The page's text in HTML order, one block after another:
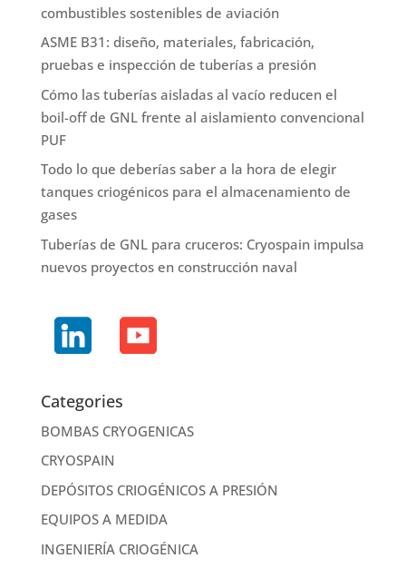
combustibles sostenibles de aviación
ASME B31: diseño, materiales, fabricación,
pruebas e inspección de tuberías a presión
Cómo las tuberías aisladas al vacío reducen el
boil-off de GNL frente al aislamiento convencional
PUF
Todo lo que deberías saber a la hora de elegir
tanques criogénicos para el almacenamiento de
gases
Tuberías de GNL para cruceros: Cryospain impulsa
nuevos proyectos en construcción naval
Categories
BOMBAS CRYOGENICAS
CRYOSPAIN
DEPÓSITOS CRIOGÉNICOS A PRESIÓN
EQUIPOS A MEDIDA
INGENIERÍA CRIOGÉNICA